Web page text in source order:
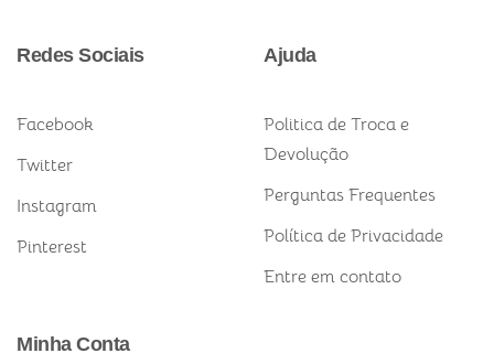
Redes Sociais
Facebook
Twitter
Instagram
Pinterest
Ajuda
Politica de Troca e
Devolução
Perguntas Frequentes
Política de Privacidade
Entre em contato
Minha Conta